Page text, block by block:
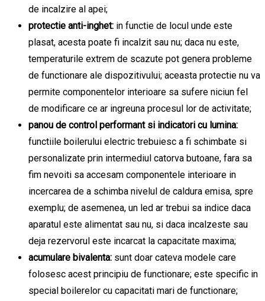
de incalzire al apei;
protectie anti-inghet: in functie de locul unde este
plasat, acesta poate fi incalzit sau nu; daca nu este,
temperaturile extrem de scazute pot genera probleme
de functionare ale dispozitivului; aceasta protectie nu va
permite componentelor interioare sa sufere niciun fel
de modificare ce ar ingreuna procesul lor de activitate;
panou de control performant si indicatori cu lumina:
functiile boilerului electric trebuiesc a fi schimbate si
personalizate prin intermediul catorva butoane, fara sa
fim nevoiti sa accesam componentele interioare in
incercarea de a schimba nivelul de caldura emisa, spre
exemplu; de asemenea, un led ar trebui sa indice daca
aparatul este alimentat sau nu, si daca incalzeste sau
deja rezervorul este incarcat la capacitate maxima;
acumulare bivalenta: sunt doar cateva modele care
folosesc acest principiu de functionare; este specific in
special boilerelor cu capacitati mari de functionare;